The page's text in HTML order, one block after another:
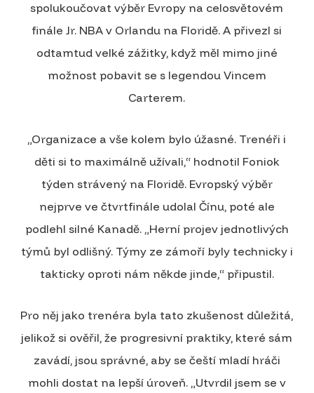
spolukoučovat výběr Evropy na celosvětovém
finále Jr. NBA v Orlandu na Floridě. A přivezl si
odtamtud velké zážitky, když měl mimo jiné
možnost pobavit se s legendou Vincem
Carterem.
„Organizace a vše kolem bylo úžasné. Trenéři i
děti si to maximálně užívali,“ hodnotil Foniok
týden strávený na Floridě. Evropský výběr
nejprve ve čtvrtfinále udolal Čínu, poté ale
podlehl silné Kanadě. „Herní projev jednotlivých
týmů byl odlišný. Týmy ze zámoří byly technicky i
takticky oproti nám někde jinde,“ připustil.
Pro něj jako trenéra byla tato zkušenost důležitá,
jelikož si ověřil, že progresivní praktiky, které sám
zavádí, jsou správné, aby se čeští mladí hráči
mohli dostat na lepší úroveň. „Utvrdil jsem se v